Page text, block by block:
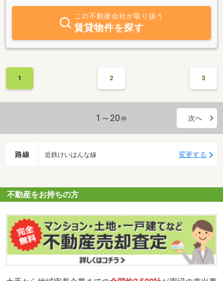
この不動産会社が取り扱う
賃貸物件を探す
1 2 3
1～20 件 次へ
路線 近鉄けいはんな線 変更する
不動産をお持ちの方